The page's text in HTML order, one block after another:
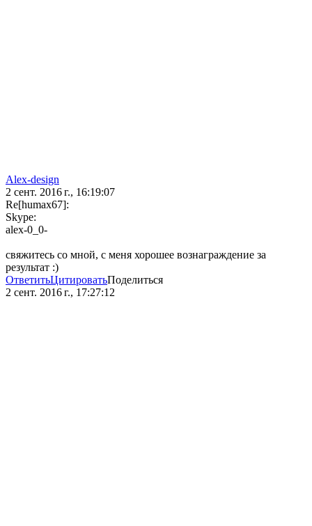
Alex-design
2 сент. 2016 г., 16:19:07
Re[humax67]:
Skype:
alex-0_0-
свяжитесь со мной, с меня хорошее вознаграждение за
результат :)
ОтветитьЦитироватьПоделиться
2 сент. 2016 г., 17:27:12